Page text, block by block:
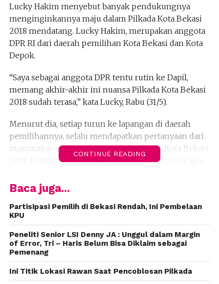
Lucky Hakim menyebut banyak pendukungnya
menginginkannya maju dalam Pilkada Kota Bekasi
2018 mendatang. Lucky Hakim, merupakan anggota
DPR RI dari daerah pemilihan Kota Bekasi dan Kota
Depok.
“Saya sebagai anggota DPR tentu rutin ke Dapil,
memang akhir-akhir ini nuansa Pilkada Kota Bekasi
2018 sudah terasa,” kata Lucky, Rabu (31/5).
Menurut dia, setiap turun ke lapangan di daerah
pemilihannya, selalu mendapatkan pertanyaan dari
masyarakat, apakah akan maju di Pilkada Kota Bekasi
2018, bahkan pendukung loyalnya mendorong agar
“Saya punya konstituen yang loyal dan mendorong
saya untuk maju, dan tentu ada sebagian orang yang
resisten, karena mendukung orang lain,” kata dia.
Menurut dia, dorongan dan penolakan bakal
menjadi tolak ukur secara umum di survey yang
akan dilakukan oleh partainya. Apabila nanti ternyata
dukungan dalam survey ke dirinya lebih besar, maka
CONTINUE READING
Baca juga...
Partisipasi Pemilih di Bekasi Rendah, Ini Pembelaan
KPU
Peneliti Senior LSI Denny JA : Unggul dalam Margin
of Error, Tri – Haris Belum Bisa Diklaim sebagai
Pemenang
Ini Titik Lokasi Rawan Saat Pencoblosan Pilkada